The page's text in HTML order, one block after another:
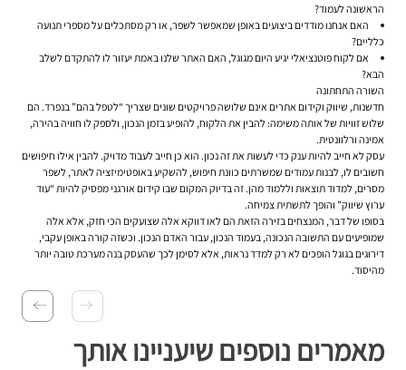
הראשונה לעמוד?
האם אנחנו מודדים ביצועים באופן שמאפשר לשפר, או רק מסתכלים על מספרי תנועה
כלליים?
אם לקוח פוטנציאלי יגיע היום מגוגל, האם האתר שלנו באמת יעזור לו להתקדם לשלב
הבא?
השורה התחתונה
חדשנות, שיווק וקידום אתרים אינם שלושה פרויקטים שונים שצריך “לטפל בהם” בנפרד. הם
שלוש זוויות של אותה משימה: להבין את הלקוח, להופיע בזמן הנכון, ולספק לו חוויה בהירה,
אמינה ורלוונטית.
עסק לא חייב להיות ענק כדי לעשות את זה נכון. הוא כן חייב לעבוד מדויק. להבין אילו חיפושים
חשובים לו, לבנות עמודים שמשרתים כוונת חיפוש, להשקיע באופטימיזציה לאתר, לשפר
מסרים, למדוד תוצאות וללמוד מהן. זה בדיוק המקום שבו קידום אורגני מפסיק להיות “עוד
ערוץ שיווק” והופך לתשתית צמיחה.
בסופו של דבר, המנצחים בזירה הזאת הם לאו דווקא אלה שצועקים הכי חזק, אלא אלה
שמופיעים עם התשובה הנכונה, בעמוד הנכון, עבור האדם הנכון. וכשזה קורה באופן עקבי,
דירוגים בגוגל הופכים לא רק למדד נראות, אלא לסימן לכך שהעסק בנה מערכת טובה יותר
מהיסוד.
מאמרים נוספים שיעניינו אותך